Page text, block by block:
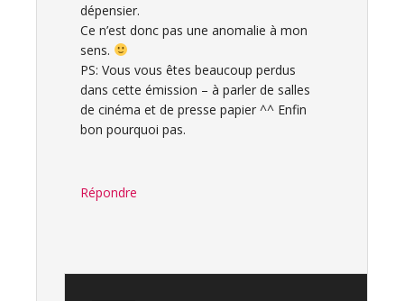
dépensier.
Ce n’est donc pas une anomalie à mon
sens.
PS: Vous vous êtes beaucoup perdus
dans cette émission – à parler de salles
de cinéma et de presse papier ^^ Enfin
bon pourquoi pas.
Répondre